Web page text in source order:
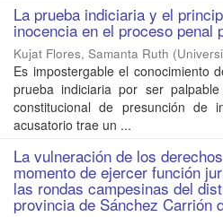
La prueba indiciaria y el
inocencia en el proceso penal
Kujat Flores, Samanta Ruth (
Es impostergable el conocimiento
prueba indiciaria por ser
constitucional de presunción de
acusatorio trae un ...
La vulneración de los
momento de ejercer función
las rondas campesinas del
provincia de Sánchez Carrión